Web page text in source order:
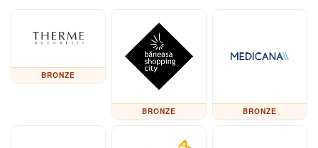
BRONZE
BRONZE BRONZE